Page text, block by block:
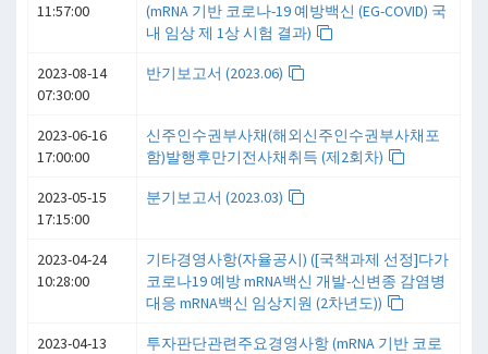
11:57:00
(mRNA 기반 코로나-19 예방백신 (EG-COVID) 국
내 임상 제 1상 시험 결과)
2023-08-14
07:30:00
반기보고서 (2023.06)
2023-06-16
17:00:00
신주인수권부사채(해외신주인수권부사채포
함)발행후만기전사채취득 (제2회차)
2023-05-15
17:15:00
분기보고서 (2023.03)
2023-04-24
10:28:00
기타경영사항(자율공시) ([국책과제 선정]다가
코로나19 예방 mRNA백신 개발-신변종 감염병
대응 mRNA백신 임상지원 (2차년도))
2023-04-13
투자판단관련주요경영사항 (mRNA 기반 코로